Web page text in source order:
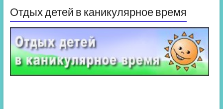
Отдых детей в каникулярное время